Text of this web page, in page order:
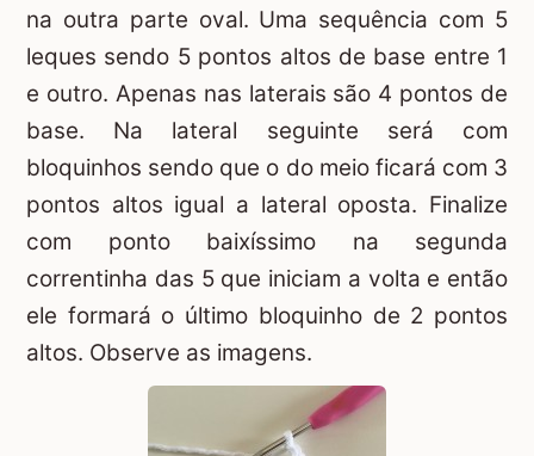
na outra parte oval. Uma sequência com 5
leques sendo 5 pontos altos de base entre 1
e outro. Apenas nas laterais são 4 pontos de
base. Na lateral seguinte será com
bloquinhos sendo que o do meio ficará com 3
pontos altos igual a lateral oposta. Finalize
com ponto baixíssimo na segunda
correntinha das 5 que iniciam a volta e então
ele formará o último bloquinho de 2 pontos
altos. Observe as imagens.